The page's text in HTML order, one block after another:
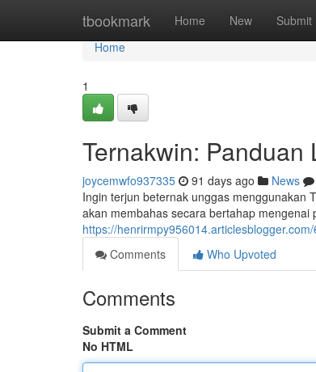
tbookmark Home New Submit
Home
Home
1
Ternakwin:
joycemwfo937335 91 days ago News
Ingin terjun beternak unggas menggunakan
akan membahas secara bertahap mengenai
https://
Comments
Who Upvoted
Comments
Submit a Comment
No HTML